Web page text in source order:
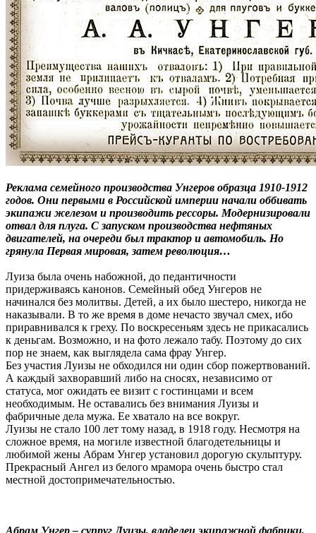
Реклама семейного производства Унгеров образца 1910-1912
годов. Они первыми в Российской империи начали оббивать
экипажи железом и производить рессоры. Модернизировали
отвал для плуга. С запуском производства нефтяных
двигателей, на очереди был трактор и автомобиль. Но
грянула Первая мировая, затем революция…
Луиза была очень набожной, до педантичности
придерживаясь канонов. Семейный обед Унгеров не
начинался без молитвы. Детей, а их было шестеро, никогда не
наказывали. В то же время в доме нечасто звучал смех, ибо
приравнивался к греху. По воскресеньям здесь не прикасались
к деньгам. Возможно, и на фото лежало табу. Поэтому до сих
пор не знаем, как выглядела сама фрау Унгер.
Без участия Луизы не обходился ни один сбор пожертвований.
А каждый захворавший либо на сносях, независимо от
статуса, мог ожидать ее визит с гостинцами и всем
необходимым. Не оставались без внимания Луизы и
фабричные дела мужа. Ее хватало на все вокруг.
Луизы не стало 100 лет тому назад, в 1918 году. Несмотря на
сложное время, на могиле известной благодетельницы и
любимой жены Абрам Унгер установил дорогую скульптуру.
Прекрасный Ангел из белого мрамора очень быстро стал
местной достопримечательностью.